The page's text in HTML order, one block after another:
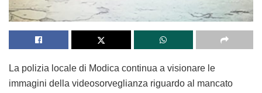
La polizia locale di Modica continua a visionare le
immagini della videosorveglianza riguardo al mancato